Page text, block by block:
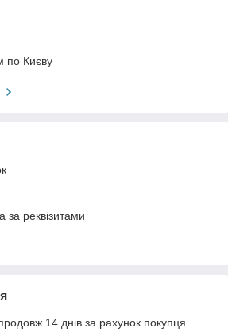
по Києву
реквізитами
14 днів за рахунок покупця